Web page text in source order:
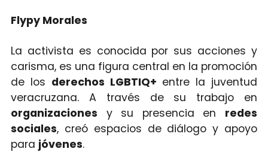
Flypy Morales
La activista es conocida por sus acciones y
carisma, es una figura central en la promoción
de los derechos LGBTIQ+ entre la juventud
veracruzana. A través de su trabajo en
organizaciones y su presencia en redes
sociales, creó espacios de diálogo y apoyo
para jóvenes.